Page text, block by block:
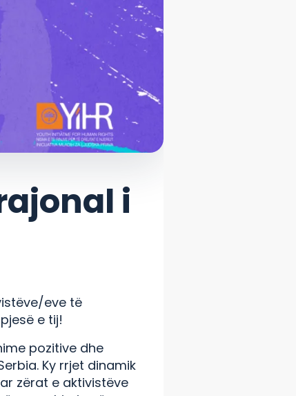
i
eve të
e tij!
pozitive dhe
Ky rrjet dinamik
zërat e aktivistëve